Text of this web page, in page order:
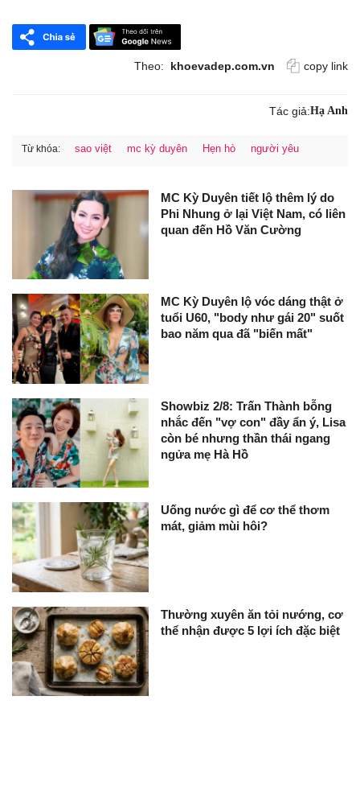
Theo: khoevadep.com.vn copy link
Tác giả:Hạ Anh
Từ khóa: sao việt mc kỳ duyên Hẹn hò người yêu
MC Kỳ Duyên tiết lộ thêm lý do
Phi Nhung ở lại Việt Nam, có liên
quan đến Hồ Văn Cường
MC Kỳ Duyên lộ vóc dáng thật ở
tuổi U60, "body như gái 20" suốt
bao năm qua đã "biến mất"
Showbiz 2/8: Trấn Thành bỗng
nhắc đến "vợ con" đầy ẩn ý, Lisa
còn bé nhưng thần thái ngang
ngửa mẹ Hà Hồ
Uống nước gì để cơ thể thơm
mát, giảm mùi hôi?
Thường xuyên ăn tỏi nướng, cơ
thể nhận được 5 lợi ích đặc biệt